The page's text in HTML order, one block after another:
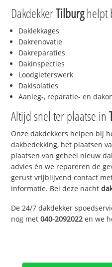
DakdekkerTilburghelpt
Daklekkages
Dakrenovatie
Dakreparaties
Dakinspecties
Loodgieterswerk
Dakisolaties
Aanleg-, reparatie- en
Altijd snel ter plaatse in
Onze dakdekkers helpen bij
dakbedekking, het plaatsen
plaatsen van geheel nieuw
advies én we repareren de
gerust vrijblijvend contact
informatie. Bel deze nacht
De 24/7 dakdekker
nog met040-2092022 en we